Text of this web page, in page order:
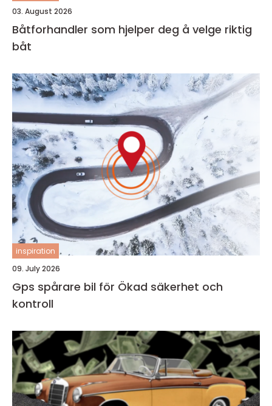
03. August 2026
Båtforhandler som hjelper deg å velge riktig
båt
inspiration
09. July 2026
Gps spårare bil för Ökad säkerhet och
kontroll